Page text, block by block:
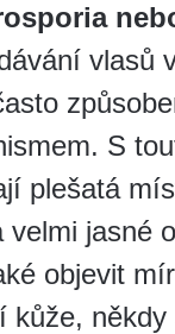
vlasů
S
plešatá
jasné
objevit
kůže, někdy